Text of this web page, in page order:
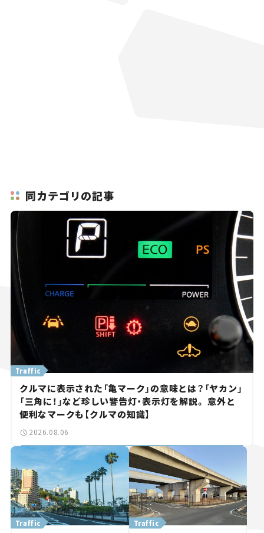
同カテゴリの記事
クルマに表示された「亀マーク」の意味とは？「ヤカン」
「三角に！」など珍しい警告灯・表示灯を解説。 意外と
便利なマークも【クルマの知識】
Traffic
2026.08.06
Traffic Traffic